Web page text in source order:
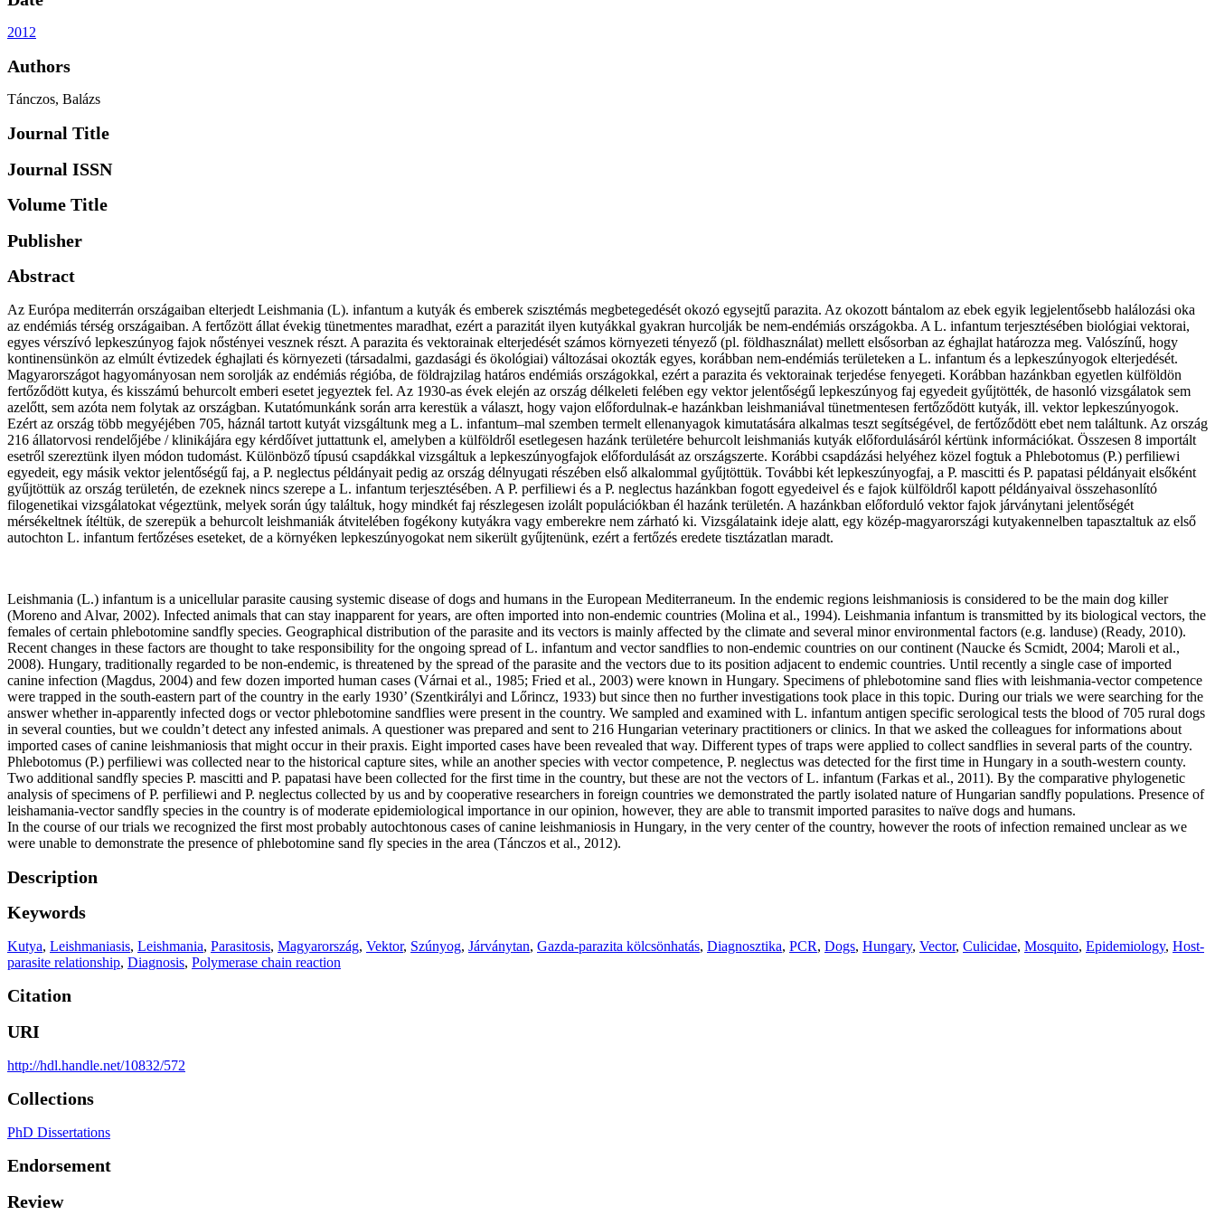
2012
Authors
Tánczos, Balázs
Journal Title
Journal ISSN
Volume Title
Publisher
Abstract
Az Európa mediterrán országaiban elterjedt Leishmania (L). infantum a kutyák és emberek szisztémás megbetegedését okozó egysejtű parazita. Az okozott bántalom az ebek egyik legjelentősebb halálozási oka
az endémiás térség országaiban. A fertőzött állat évekig tünetmentes maradhat, ezért a parazitát ilyen kutyákkal gyakran hurcolják be nem-endémiás országokba. A L. infantum terjesztésében biológiai vektorai,
egyes vérszívó lepkeszúnyog fajok nőstényei vesznek részt. A parazita és vektorainak elterjedését számos környezeti tényező (pl. földhasználat) mellett elsősorban az éghajlat határozza meg. Valószínű, hogy
kontinensünkön az elmúlt évtizedek éghajlati és környezeti (társadalmi, gazdasági és ökológiai) változásai okozták egyes, korábban nem-endémiás területeken a L. infantum és a lepkeszúnyogok elterjedését.
Magyarországot hagyományosan nem sorolják az endémiás régióba, de földrajzilag határos endémiás országokkal, ezért a parazita és vektorainak terjedése fenyegeti. Korábban hazánkban egyetlen külföldön
fertőződött kutya, és kisszámú behurcolt emberi esetet jegyeztek fel. Az 1930-as évek elején az ország délkeleti felében egy vektor jelentőségű lepkeszúnyog faj egyedeit gyűjtötték, de hasonló vizsgálatok sem
azelőtt, sem azóta nem folytak az országban. Kutatómunkánk során arra kerestük a választ, hogy vajon előfordulnak-e hazánkban leishmaniával tünetmentesen fertőződött kutyák, ill. vektor lepkeszúnyogok.
Ezért az ország több megyéjében 705, háznál tartott kutyát vizsgáltunk meg a L. infantum–mal szemben termelt ellenanyagok kimutatására alkalmas teszt segítségével, de fertőződött ebet nem találtunk. Az ország
216 állatorvosi rendelőjébe / klinikájára egy kérdőívet juttattunk el, amelyben a külföldről esetlegesen hazánk területére behurcolt leishmaniás kutyák előfordulásáról kértünk információkat. Összesen 8 importált
esetről szereztünk ilyen módon tudomást. Különböző típusú csapdákkal vizsgáltuk a lepkeszúnyogfajok előfordulását az országszerte. Korábbi csapdázási helyéhez közel fogtuk a Phlebotomus (P.) perfiliewi
egyedeit, egy másik vektor jelentőségű faj, a P. neglectus példányait pedig az ország délnyugati részében első alkalommal gyűjtöttük. További két lepkeszúnyogfaj, a P. mascitti és P. papatasi példányait elsőként
gyűjtöttük az ország területén, de ezeknek nincs szerepe a L. infantum terjesztésében. A P. perfiliewi és a P. neglectus hazánkban fogott egyedeivel és e fajok külföldről kapott példányaival összehasonlító
filogenetikai vizsgálatokat végeztünk, melyek során úgy találtuk, hogy mindkét faj részlegesen izolált populációkban él hazánk területén. A hazánkban előforduló vektor fajok járványtani jelentőségét
mérsékeltnek ítéltük, de szerepük a behurcolt leishmaniák átvitelében fogékony kutyákra vagy emberekre nem zárható ki. Vizsgálataink ideje alatt, egy közép-magyarországi kutyakennelben tapasztaltuk az első
autochton L. infantum fertőzéses eseteket, de a környéken lepkeszúnyogokat nem sikerült gyűjtenünk, ezért a fertőzés eredete tisztázatlan maradt.
Leishmania (L.) infantum is a unicellular parasite causing systemic disease of dogs and humans in the European Mediterraneum. In the endemic regions leishmaniosis is considered to be the main dog killer
(Moreno and Alvar, 2002). Infected animals that can stay inapparent for years, are often imported into non-endemic countries (Molina et al., 1994). Leishmania infantum is transmitted by its biological vectors, the
females of certain phlebotomine sandfly species. Geographical distribution of the parasite and its vectors is mainly affected by the climate and several minor environmental factors (e.g. landuse) (Ready, 2010).
Recent changes in these factors are thought to take responsibility for the ongoing spread of L. infantum and vector sandflies to non-endemic countries on our continent (Naucke és Scmidt, 2004; Maroli et al.,
2008). Hungary, traditionally regarded to be non-endemic, is threatened by the spread of the parasite and the vectors due to its position adjacent to endemic countries. Until recently a single case of imported
canine infection (Magdus, 2004) and few dozen imported human cases (Várnai et al., 1985; Fried et al., 2003) were known in Hungary. Specimens of phlebotomine sand flies with leishmania-vector competence
were trapped in the south-eastern part of the country in the early 1930’ (Szentkirályi and Lőrincz, 1933) but since then no further investigations took place in this topic. During our trials we were searching for the
answer whether in-apparently infected dogs or vector phlebotomine sandflies were present in the country. We sampled and examined with L. infantum antigen specific serological tests the blood of 705 rural dogs
in several counties, but we couldn’t detect any infested animals. A questioner was prepared and sent to 216 Hungarian veterinary practitioners or clinics. In that we asked the colleagues for informations about
imported cases of canine leishmaniosis that might occur in their praxis. Eight imported cases have been revealed that way. Different types of traps were applied to collect sandflies in several parts of the country.
Phlebotomus (P.) perfiliewi was collected near to the historical capture sites, while an another species with vector competence, P. neglectus was detected for the first time in Hungary in a south-western county.
Two additional sandfly species P. mascitti and P. papatasi have been collected for the first time in the country, but these are not the vectors of L. infantum (Farkas et al., 2011). By the comparative phylogenetic
analysis of specimens of P. perfiliewi and P. neglectus collected by us and by cooperative researchers in foreign countries we demonstrated the partly isolated nature of Hungarian sandfly populations. Presence of
leishamania-vector sandfly species in the country is of moderate epidemiological importance in our opinion, however, they are able to transmit imported parasites to naïve dogs and humans.
In the course of our trials we recognized the first most probably autochtonous cases of canine leishmaniosis in Hungary, in the very center of the country, however the roots of infection remained unclear as we
were unable to demonstrate the presence of phlebotomine sand fly species in the area (Tánczos et al., 2012).
Description
Keywords
Kutya, Leishmaniasis, Leishmania, Parasitosis, Magyarország, Vektor, Szúnyog, Járványtan, Gazda-parazita kölcsönhatás, Diagnosztika, PCR, Dogs, Hungary, Vector, Culicidae, Mosquito, Epidemiology, Host-
parasite relationship, Diagnosis, Polymerase chain reaction
Citation
URI
http://hdl.handle.net/10832/572
Collections
PhD Dissertations
Endorsement
Review